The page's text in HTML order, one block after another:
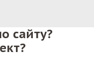
сайту?